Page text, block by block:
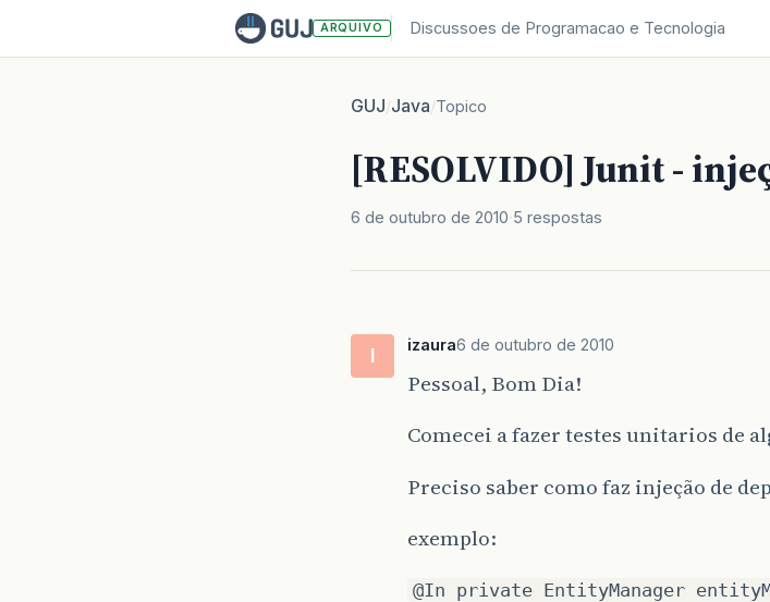
ARQUIVO Discussoes de Programacao e Tecnologia
GUJ/Java/Topico
[RESOLVIDO] Junit -
6 de outubro de 2010 5 respostas
I izaura6 de outubro de 2010
Pessoal, Bom Dia!
Comecei a fazer testes unitarios de
Preciso saber como faz injeção de
exemplo:
@In private EntityManager